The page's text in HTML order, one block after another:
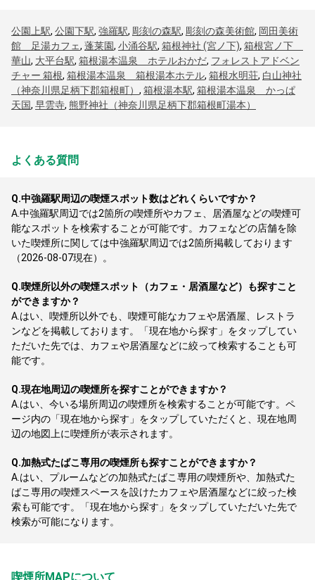
公園上駅, 公園下駅, 強羅駅, 彫刻の森駅, 彫刻の森美術館, 岡田美術
館 足湯カフェ, 蓬莱園, 小涌谷駅, 箱根神社 (宮ノ下), 箱根宮ノ下
華山, 大平台駅, 箱根湯本温泉 ホテルおかだ, フォレストアドベン
チャー 箱根, 箱根湯本温泉 箱根湯本ホテル, 箱根水明荘, 白山神社
（神奈川県足柄下郡箱根町） , 箱根湯本駅, 箱根湯本温泉 かっぱ
天国, 早雲寺, 熊野神社（神奈川県足柄下郡箱根町湯本）
よくある質問
Q.中強羅駅周辺の喫煙スポット数はどれくらいですか？
A.中強羅駅周辺では2箇所の喫煙所やカフェ、居酒屋などの喫煙可
能なスポットを検索することが可能です。カフェなどの店舗を除
いた喫煙所に関しては中強羅駅周辺では2箇所掲載しております
（2026-08-07現在）。
Q.喫煙所以外の喫煙スポット（カフェ・居酒屋など）も探すこと
ができますか？
A. はい、喫煙所以外でも、喫煙可能なカフェや居酒屋、レストラ
ンなどを掲載しております。「現在地から探す」をタップしてい
ただいた先では、カフェや居酒屋などに絞って検索することも可
能です。
Q.現在地周辺の喫煙所を探すことができますか？
A. はい、今いる場所周辺の喫煙所を検索することが可能です。ペ
ージ内の「現在地から探す」をタップしていただくと、現在地周
辺の地図上に喫煙所が表示されます。
Q.加熱式たばこ専用の喫煙所も探すことができますか？
A. はい、プルームなどの加熱式たばこ専用の喫煙所や、加熱式た
ばこ専用の喫煙スペースを設けたカフェや居酒屋などに絞った検
索も可能です。「現在地から探す」をタップしていただいた先で
検索が可能になります。
喫煙所MAPについて